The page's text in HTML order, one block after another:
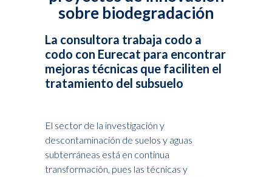
sobre biodegradación
La consultora trabaja codo a
codo con Eurecat para encontrar
mejoras técnicas que faciliten el
tratamiento del subsuelo
El sector de la investigación y
descontaminación de suelos y aguas
subterráneas está en continua
transformación, pues las técnicas y